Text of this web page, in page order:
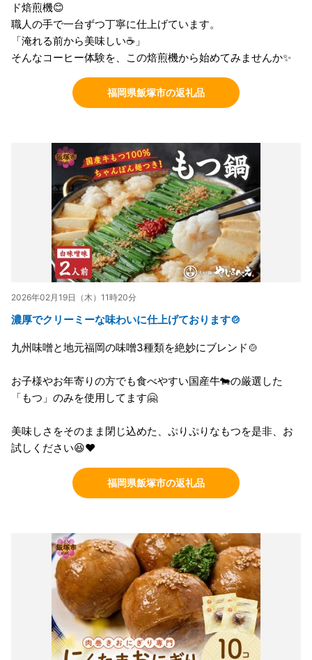
ド焙煎機😊
職人の手で一台ずつ丁寧に仕上げています。
「淹れる前から美味しい☕」
そんなコーヒー体験を、この焙煎機から始めてみませんか✨
福岡県飯塚市の返礼品
2026年02月19日（木）11時20分
濃厚でクリーミーな味わいに仕上げております🍲
九州味噌と地元福岡の味噌3種類を絶妙にブレンド🍲
お子様やお年寄りの方でも食べやすい国産牛🐄の厳選した
「もつ」のみを使用してます🤗
美味しさをそのまま閉じ込めた、ぷりぷりなもつを是非、お
試しください😆❤️
福岡県飯塚市の返礼品